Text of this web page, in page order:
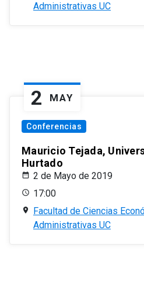
Administrativas UC
2 MAY
Conferencias
Mauricio Tejada,
Hurtado
2 de Mayo de 2019
17:00
Facultad de Ciencias
Administrativas UC